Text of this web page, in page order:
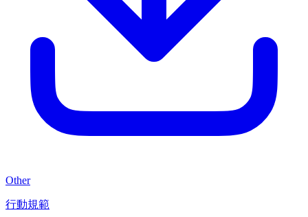
Other
行動規範